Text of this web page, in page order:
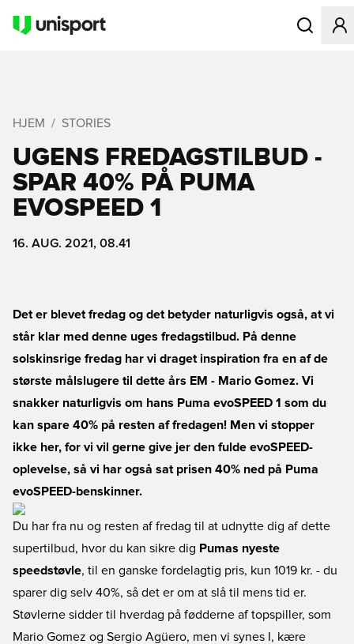
Åbner en
HJEM STORIES
UGENS FREDAGSTILBUD -
SPAR 40% PÅ PUMA
EVOSPEED 1
16. AUG. 2021, 08.41
Det er blevet fredag og det betyder naturligvis også, at vi
står klar med denne uges fredagstilbud. På denne
solskinsrige fredag har vi draget inspiration fra en af de
største målslugere til dette års EM - Mario Gomez. Vi
snakker naturligvis om hans Puma evoSPEED 1 som du
kan spare 40% på resten af fredagen! Men vi stopper
ikke her, for vi vil gerne give jer den fulde evoSPEED-
oplevelse, så vi har også sat prisen 40% ned på Puma
evoSPEED-benskinner.
Du har fra nu og resten af fredag til at udnytte dig af dette
supertilbud, hvor du kan sikre dig Pumas nyeste
speedstøvle, til en ganske fordelagtig pris, kun 1019 kr. - du
sparer dig selv 40%, så det er om at slå til mens tid er.
Støvlerne sidder til hverdag på fødderne af topspiller, som
Mario Gomez og Sergio Agüero, men vi synes I, kære